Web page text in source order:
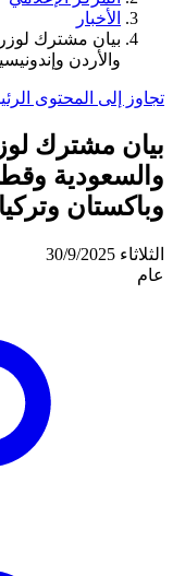
الأخبار
بيان مشترك
والأردن
تجاوز إلى المحتوى
بيان مشترك
والسعودية
وباكستان وتركيا
الثلاثاء 30/9/2025
عام